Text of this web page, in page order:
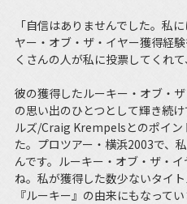
「自信はありませんでした。私
ヤー・オブ・ザ・イヤー獲得経
くさんの人が私に投票してくれ
彼の獲得したルーキー・オブ・
の思い出のひとつとして輝き続
ルズ/Craig Krempelsとのポイン
た。プロツアー・横浜2003で、
んです。ルーキー・オブ・ザ・
ね。私が獲得した数少ないタイ
『ルーキー』の由来にもなってい